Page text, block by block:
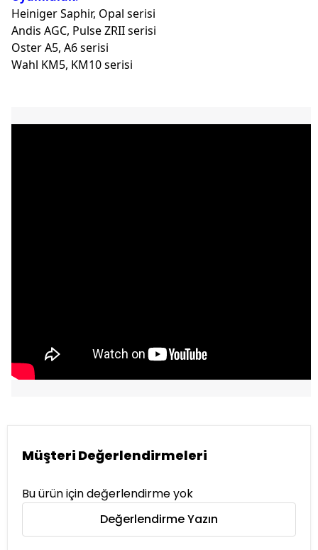
Heiniger Saphir, Opal serisi
Andis AGC, Pulse ZRII serisi
Oster A5, A6 serisi
Wahl KM5, KM10 serisi
Müşteri Değerlendirmeleri
Bu ürün için değerlendirme yok
Değerlendirme Yazın